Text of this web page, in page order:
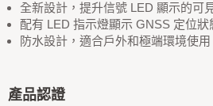
全新設計，提升信號 LED 顯示的可
配有 LED 指示燈顯示 GNSS 定位狀
防水設計，適合戶外和極端環境使用
產品認證